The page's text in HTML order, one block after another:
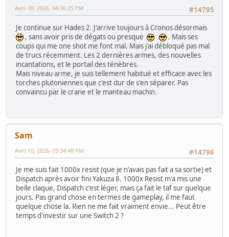
#14795
Avril 09, 2026, 04:36:25 PM
Je continue sur Hades 2. J'arrive toujours à Cronos désormais
, sans avoir pris de dégats ou presque
. Mais ses
coups qui me one shot me font mal. Mais j'ai débloqué pas mal
de trucs récemment. Les 2 dernières armes, des nouvelles
incantations, et le portail des ténèbres.
Mais niveau arme, je suis tellement habitué et efficace avec les
torches plutoniennes que c'est dur de s'en séparer. Pas
convaincu par le crane et le manteau machin.
Sam
#14796
Avril 10, 2026, 03:34:48 PM
Je me suis fait 1000x resist (que je n'avais pas fait a sa sortie) et
Dispatch après avoir fini Yakuza 8. 1000x Resist m'a mis une
belle claque, Dispatch c'est léger, mais ça fait le taf sur quelque
jours. Pas grand chose en termes de gameplay, il me faut
quelque chose la. Rien ne me fait vraiment envie... Peut être
temps d'investir sur une Switch 2 ?